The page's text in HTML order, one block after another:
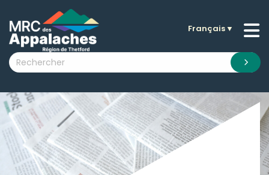
submenu (La MRC )
submenu (Citoyens )
submenu (Visiteurs )
submenu (Nouvelles )
submenu (Documentation )
Français▼